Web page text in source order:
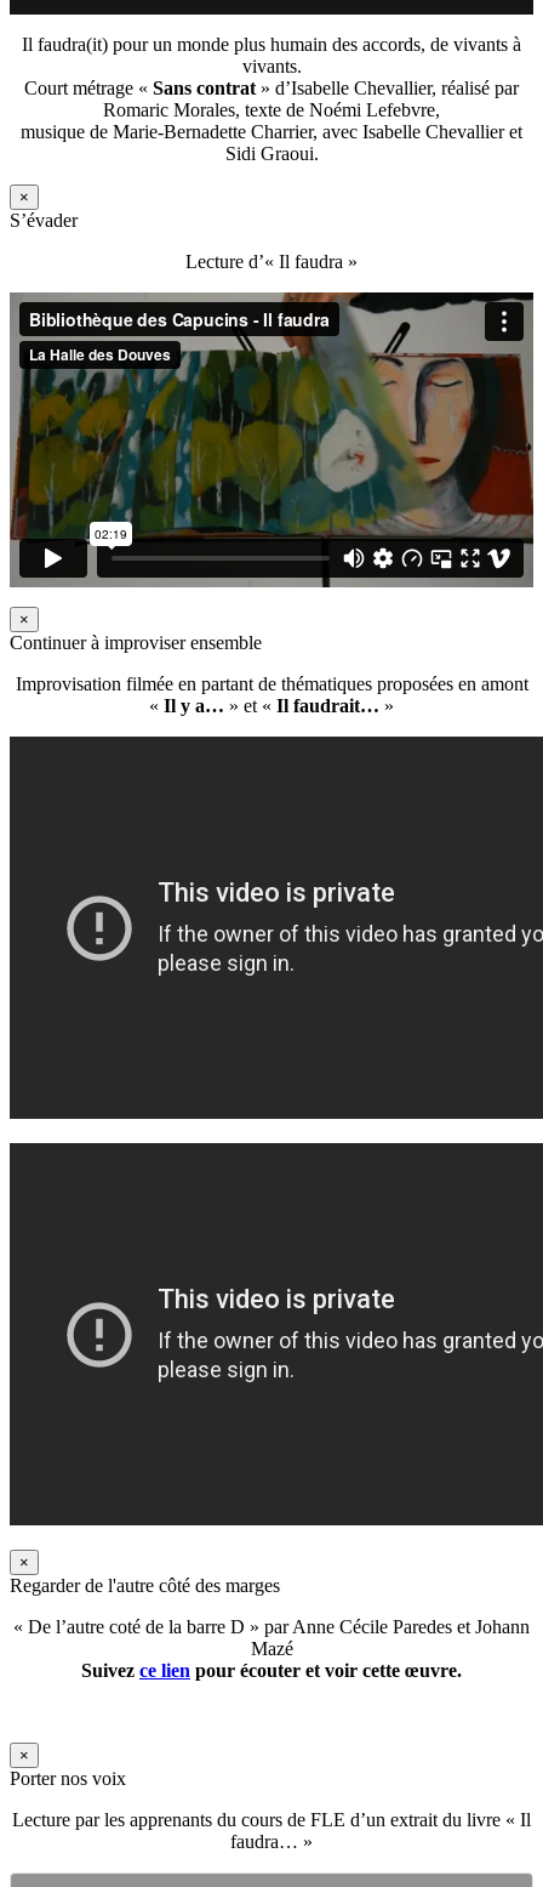
Il faudra(it) pour un monde plus humain des accords, de vivants à
vivants.
Court métrage « Sans contrat » d’Isabelle Chevallier, réalisé par
Romaric Morales, texte de Noémi Lefebvre,
musique de Marie-Bernadette Charrier, avec Isabelle Chevallier et
Sidi Graoui.
×
S’évader
Lecture d’« Il faudra »
×
Continuer à improviser ensemble
Improvisation filmée en partant de thématiques proposées en amont
« Il y a… » et « Il faudrait… »
×
Regarder de l'autre côté des marges
« De l’autre coté de la barre D » par Anne Cécile Paredes et Johann
Mazé
Suivez ce lien pour écouter et voir cette œuvre.
×
Porter nos voix
Lecture par les apprenants du cours de FLE d’un extrait du livre « Il
faudra… »